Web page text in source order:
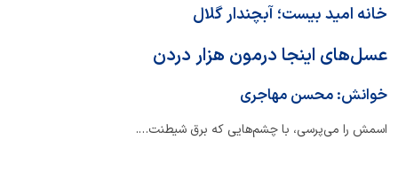
خانه امید بیست؛ آبچندار گلال
عسل‌های اینجا درمون هزار دردن
خوانش:محسن مهاجری
اسمش را می‌پرسی، با چشم‌هایی که برق شیطنت….